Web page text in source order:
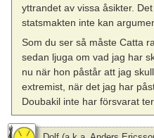
yttrandet av vissa åsikter.
statsmakten inte kan
Som du ser så måste Catta
sedan ljuga om vad jag har
nu när hon påstår att jag
extremist, när det jag har
Doubakil inte har försvarat